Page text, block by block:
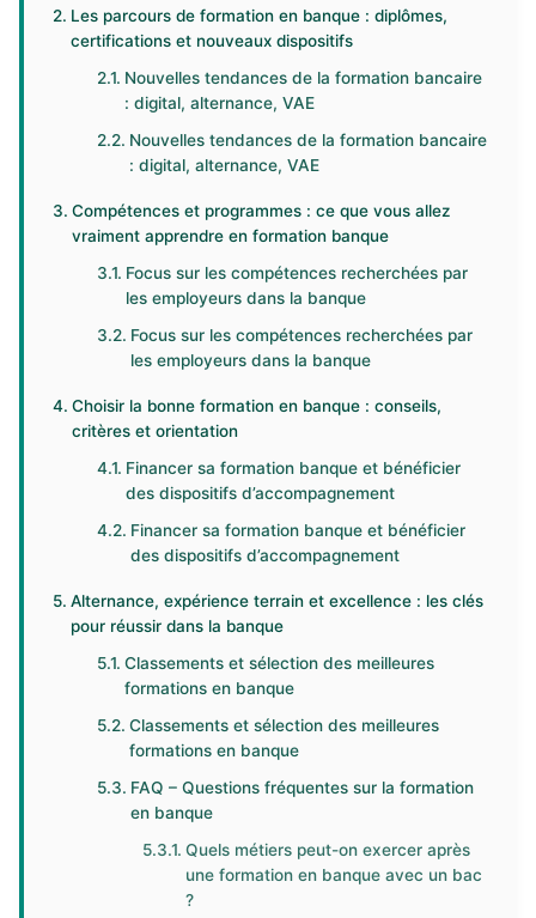
Les parcours de formation en banque : diplômes,
certifications et nouveaux dispositifs
Nouvelles tendances de la formation bancaire
: digital, alternance, VAE
Nouvelles tendances de la formation bancaire
: digital, alternance, VAE
Compétences et programmes : ce que vous allez
vraiment apprendre en formation banque
Focus sur les compétences recherchées par
les employeurs dans la banque
Focus sur les compétences recherchées par
les employeurs dans la banque
Choisir la bonne formation en banque : conseils,
critères et orientation
Financer sa formation banque et bénéficier
des dispositifs d’accompagnement
Financer sa formation banque et bénéficier
des dispositifs d’accompagnement
Alternance, expérience terrain et excellence : les clés
pour réussir dans la banque
Classements et sélection des meilleures
formations en banque
Classements et sélection des meilleures
formations en banque
FAQ – Questions fréquentes sur la formation
en banque
Quels métiers peut-on exercer après
une formation en banque avec un bac
?